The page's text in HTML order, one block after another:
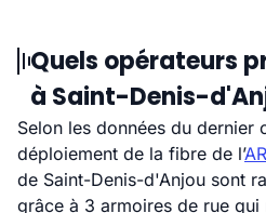
Quels opérateurs
à Saint-Denis-
Selon les données du dernier
déploiement de la fibre de l’
de Saint-Denis-d'Anjou sont
grâce à 3 armoires de rue